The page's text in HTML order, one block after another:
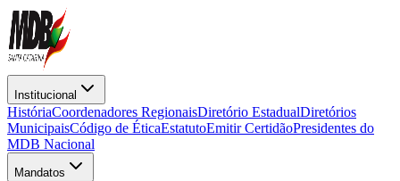
Institucional
HistóriaCoordenadores RegionaisDiretório EstadualDiretórios
MunicipaisCódigo de ÉticaEstatutoEmitir CertidãoPresidentes do
MDB Nacional
Mandatos